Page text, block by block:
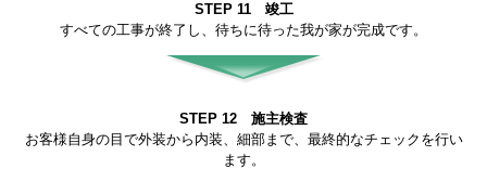
STEP 11 竣工
すべての工事が終了し、待ちに待った我が家が完成です。
STEP 12 施主検査
お客様自身の目で外装から内装、細部まで、最終的なチェックを行い
ます。